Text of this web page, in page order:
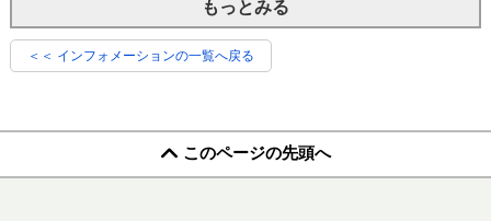
もっとみる
＜＜ インフォメーションの一覧へ戻る
このページの先頭へ